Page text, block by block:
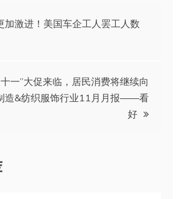
加激进！美国车企工人罢工人数
十一”大促来临，居民消费将继续向
&纺织服饰行业11月月报——看
好